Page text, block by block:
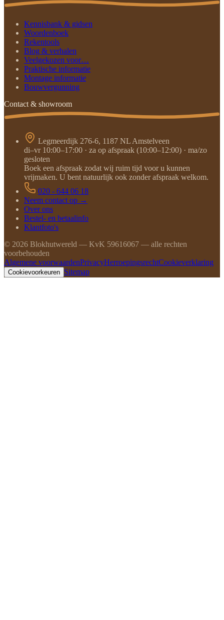
Kennisbank & gidsen
Woordenboek
Rekentools
Blog & verhalen
Veelgekozen voor…
Praktische informatie
Montage informatie
Bouwvergunning
Contact & showroom
Legmeerdijk 276-6, 1187 NL Amstelveen
di–vr 10:00–17:00 · za op afspraak (10:00–12:00) · ma/zo
gesloten
Boek een afspraak zodat wij ruim tijd voor u kunnen
vrijmaken. U bent natuurlijk ook zonder afspraak welkom.
020 - 644 06 18
Neem contact op →
Over ons
Bestel- en betaalinfo
Klantfoto's
© 2026 Blokhutwereld — KvK 59616067 — alle rechten
voorbehouden
Algemene voorwaardenPrivacyHerroepingsrechtCookieverklaring
Cookievoorkeuren Sitemap